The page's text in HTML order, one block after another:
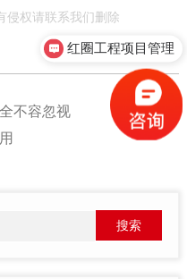
侵权请联系我们删除
不容忽视
红圈工程项目管理